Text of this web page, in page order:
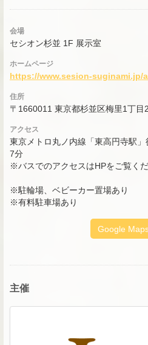
会場
セシオン杉並 1F 展示室
ホームページ
https://www.sesion-suginami.jp/
住所
〒1660011 東京都杉並区梅里1丁目
アクセス
東京メトロ丸ノ内線「東高円寺駅
7分
※バスでのアクセスはHPをご覧くだ
※駐輪場、ベビーカー置場あり
※有料駐車場あり
Google
主催